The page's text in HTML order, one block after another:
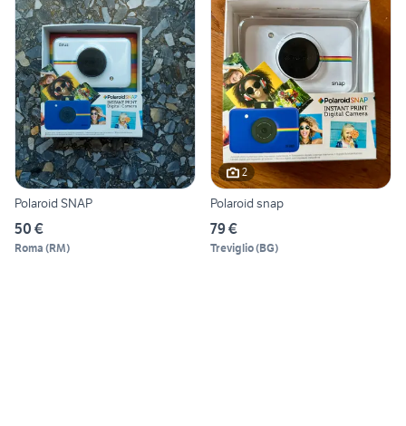
Polaroid SNAP
50 €
Roma (RM)
2
Polaroid snap
79 €
Treviglio(BG)